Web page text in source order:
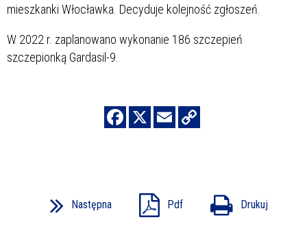
mieszkanki Włocławka. Decyduje kolejność zgłoszeń.
W 2022 r. zaplanowano wykonanie 186 szczepień
szczepionką Gardasil-9.
Następna Pdf Drukuj